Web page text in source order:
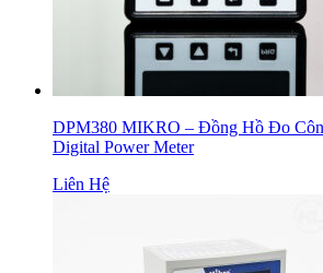
DPM380 MIKRO – Đồng Hồ Đo
Digital Power Meter
Liên Hệ